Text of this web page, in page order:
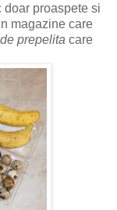
doar proaspete si
magazine care
prepelita care